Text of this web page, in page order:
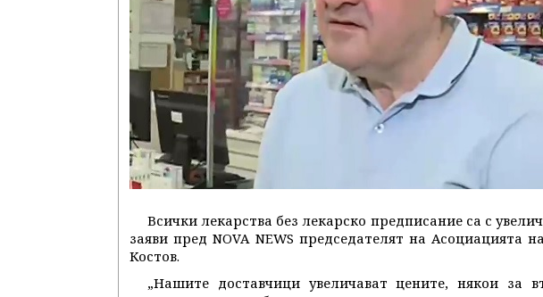
Всички лекарства без лекарско предписание са с
заяви пред NOVA NEWS председателят на Асоциацията
Костов.
„Нашите доставчици увеличават цените, някои за